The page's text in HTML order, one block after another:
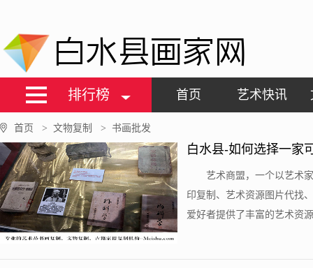
白水县画家网
排行榜 首页 艺术快讯
首页 > 文物复制 > 书画批发
白水县-如何选择一家
艺术商盟，一个以艺术
印复制、艺术资源图片代找
爱好者提供了丰富的艺术资